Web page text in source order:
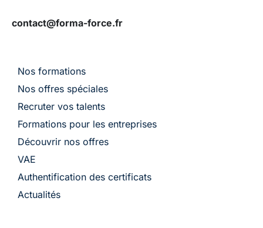
contact@forma-force.fr
Nos formations
Nos offres spéciales
Recruter vos talents
Formations pour les entreprises
Découvrir nos offres
VAE
Authentification des certificats
Actualités